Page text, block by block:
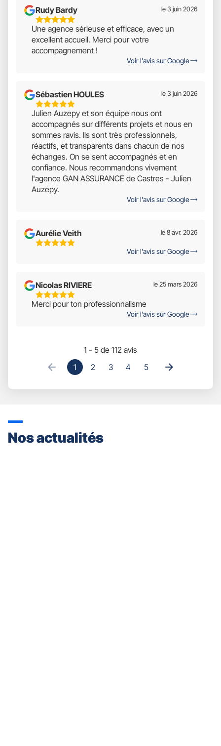
Rudy Bardy
5
Étoiles
Sur
5
le 3 juin 2026
Une agence sérieuse et efficace, avec un
excellent accueil. Merci pour votre
accompagnement !
Voir l'avis sur Google
Sébastien HOULES
5
Étoiles
Sur
5
le 3 juin 2026
Julien Auzepy et son équipe nous ont
accompagnés sur différents projets et nous en
sommes ravis. Ils sont très professionnels,
réactifs, et transparents dans chacun de nos
échanges. On se sent accompagnés et en
confiance. Nous recommandons vivement
l'agence GAN ASSURANCE de Castres - Julien
Auzepy.
Voir l'avis sur Google
Aurélie Veith
5
le 8 avr. 2026
Voir l'avis sur Google
Nicolas RIVIERE
5
Étoiles
le 25 mars 2026
Merci pour ton professionnalisme
Voir l'avis sur Google
1 - 5 de 112 avis
1
2 3 4 5
Nos actualités